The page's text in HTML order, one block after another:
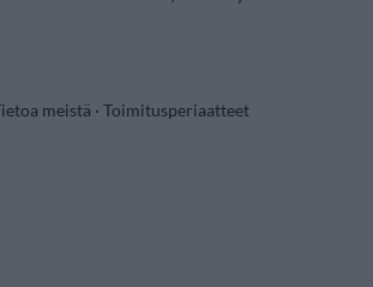
meistä · Toimitusperiaatteet